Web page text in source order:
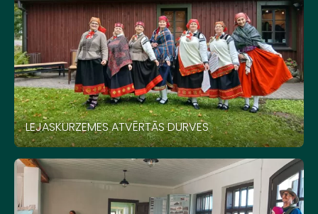
LEJASKURZEMES ATVĒRTĀS DURVES